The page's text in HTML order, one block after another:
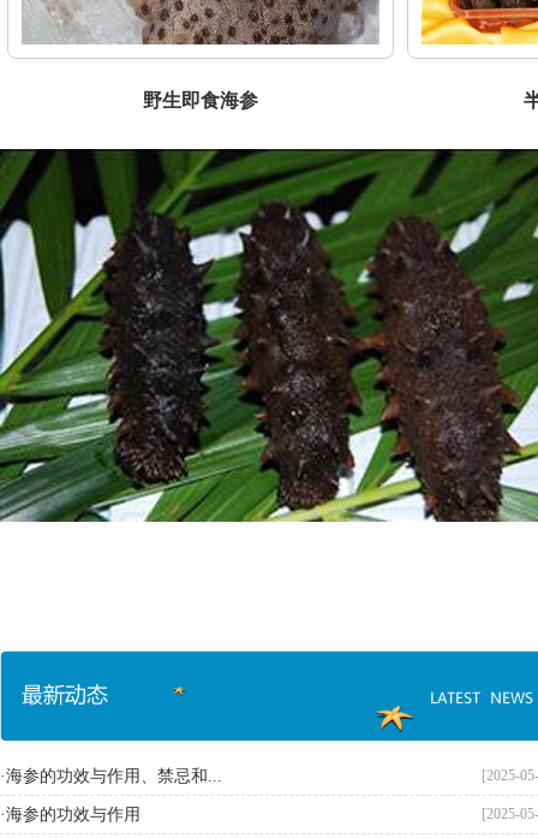
野生即食海参
·海参的功效与作用、禁忌和... [2025-
·海参的功效与作用 [2025-